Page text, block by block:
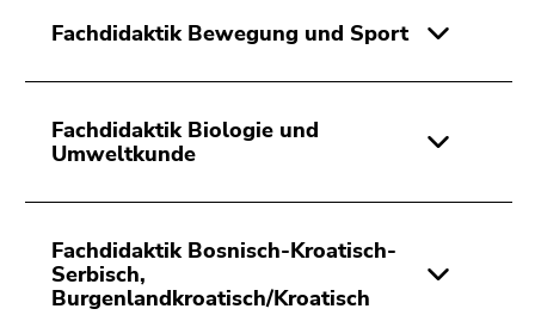
Fachdidaktik Bewegung und Sport
Fachdidaktik Biologie und
Umweltkunde
Fachdidaktik Bosnisch-Kroatisch-
Serbisch,
Burgenlandkroatisch/Kroatisch